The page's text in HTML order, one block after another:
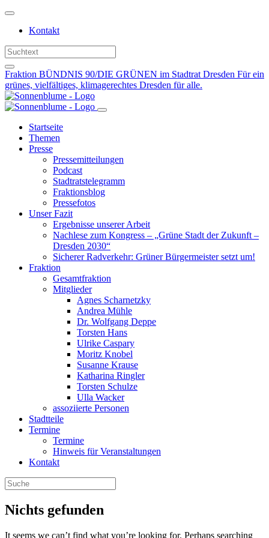
Weiter
Inhalt
Kontakt
Fraktion BÜNDNIS 90/DIE GRÜNEN im Stadtrat Dresden Für ein
grünes, vielfältiges, klimagerechtes Dresden für alle.
Startseite
Themen
Presse
Pressemitteilungen
Podcast
Stadtratstelegramm
Fraktionsblog
Pressefotos
Unser Fazit
Ergebnisse unserer Arbeit
Nachlese zum Kongress – „Grüne Stadt der Zukunft –
Dresden 2030“
Sicherer Radverkehr: Grüner Bürgermeister setzt um!
Fraktion
Gesamtfraktion
Mitglieder
Agnes Scharnetzky
Andrea Mühle
Dr. Wolfgang Deppe
Torsten Hans
Ulrike Caspary
Moritz Knobel
Susanne Krause
Katharina Ringler
Torsten Schulze
Ulla Wacker
assoziierte Personen
Stadtteile
Termine
Termine
Hinweis für Veranstaltungen
Kontakt
Nichts gefunden
It seems we can’t find what you’re looking for. Perhaps searching